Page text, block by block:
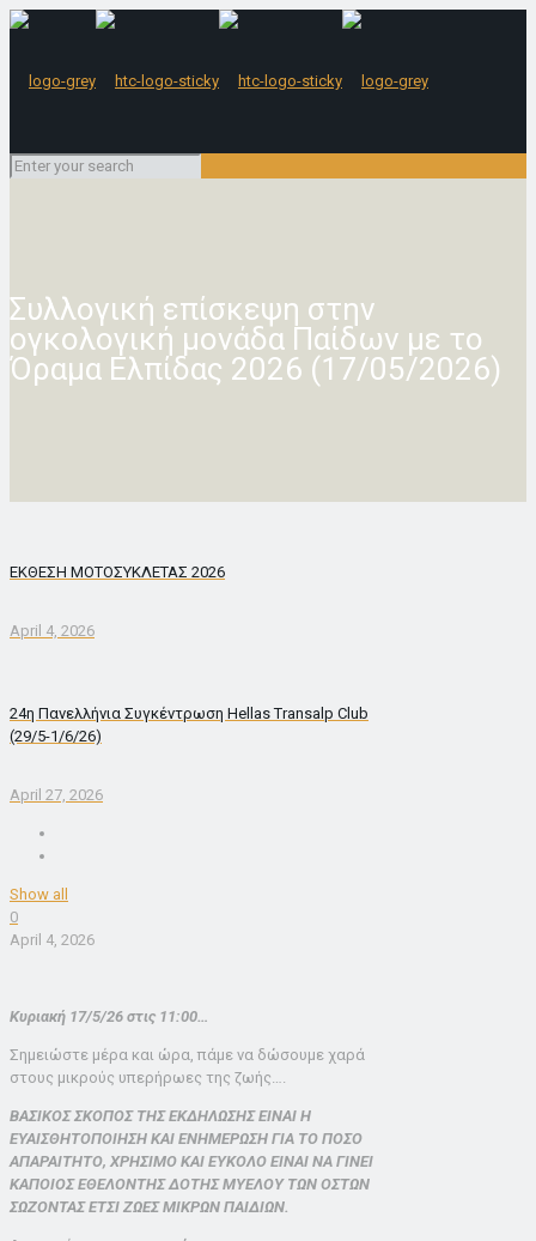
Συλλογική επίσκεψη στην
ογκολογική μονάδα Παίδων με το
Όραμα Ελπίδας 2026 (17/05/2026)
ΕΚΘΕΣΗ ΜΟΤΟΣΥΚΛΕΤΑΣ 2026
April 4, 2026
24η Πανελλήνια Συγκέντρωση Hellas Transalp Club
(29/5-1/6/26)
April 27, 2026
Show all
0
April 4, 2026
Κυριακή 17/5/26 στις 11:00…
Σημειώστε μέρα και ώρα, πάμε να δώσουμε χαρά
στους μικρούς υπερήρωες της ζωής….
ΒΑΣΙΚΟΣ ΣΚΟΠΟΣ ΤΗΣ ΕΚΔΗΛΩΣΗΣ ΕΙΝΑΙ Η
ΕΥΑΙΣΘΗΤΟΠΟΙΗΣΗ ΚΑΙ ΕΝΗΜΕΡΩΣΗ ΓΙΑ ΤΟ ΠΟΣΟ
ΑΠΑΡΑΙΤΗΤΟ, ΧΡΗΣΙΜΟ ΚΑΙ ΕΥΚΟΛΟ ΕΙΝΑΙ ΝΑ ΓΙΝΕΙ
ΚΑΠΟΙΟΣ ΕΘΕΛΟΝΤΗΣ ΔΟΤΗΣ ΜΥΕΛΟΥ ΤΩΝ ΟΣΤΩΝ
ΣΩΖΟΝΤΑΣ ΕΤΣΙ ΖΩΕΣ ΜΙΚΡΩΝ ΠΑΙΔΙΩΝ.